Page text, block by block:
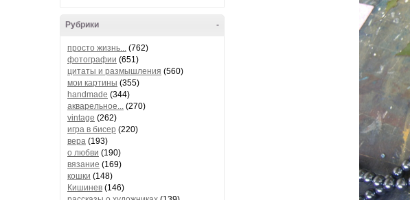
-
Рубрики
просто жизнь... (762)
фотографии (651)
цитаты и размышления (560)
мои картины (355)
handmade (344)
акварельное... (270)
vintage (262)
игра в бисер (220)
вера (193)
о любви (190)
вязание (169)
кошки (148)
Кишинев (146)